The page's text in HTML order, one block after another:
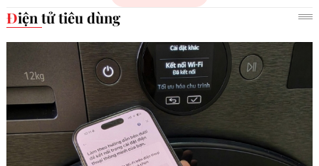
Điện tử tiêu dùng